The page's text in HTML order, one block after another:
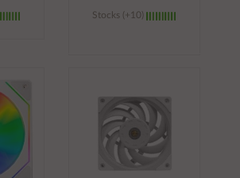
Stocks (+10)